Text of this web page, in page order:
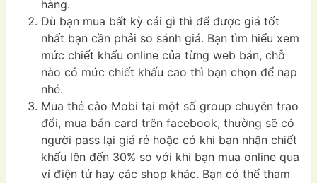
hàng.
Dù bạn mua bất kỳ cái gì thì để được giá tốt
nhất bạn cần phải so sánh giá. Bạn tìm hiểu xem
mức chiết khấu online của từng web bán, chỗ
nào có mức chiết khấu cao thì bạn chọn để nạp
nhé.
Mua thẻ cào Mobi tại một số group chuyên trao
đổi, mua bán card trên facebook, thường sẽ có
người pass lại giá rẻ hoặc có khi bạn nhận chiết
khấu lên đến 30% so với khi bạn mua online qua
ví điện tử hay các shop khác. Bạn có thể tham